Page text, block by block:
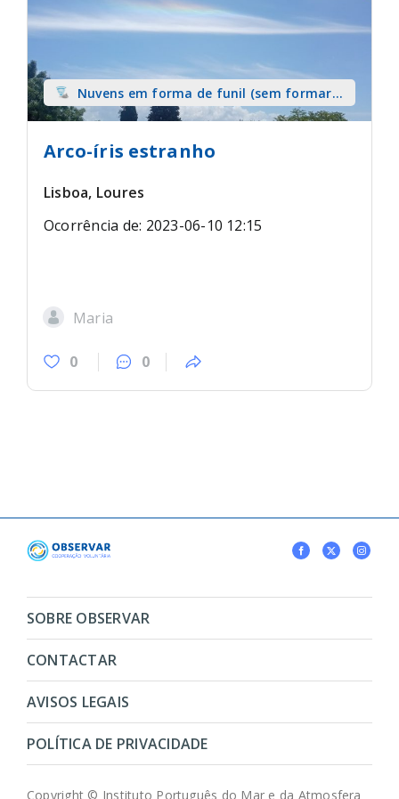
Nuvens em forma de funil (sem formar
tromba) sobre terra
Arco-íris estranho
Lisboa, Loures
Ocorrência de: 2023-06-10 12:15
Maria
0 0
SOBRE OBSERVAR
CONTACTAR
AVISOS LEGAIS
POLÍTICA DE PRIVACIDADE
Copyright © Instituto Português do Mar e da Atmosfera